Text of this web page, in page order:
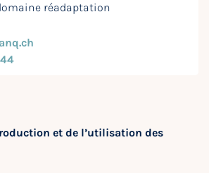
réadaptation
44
et de l’utilisation des